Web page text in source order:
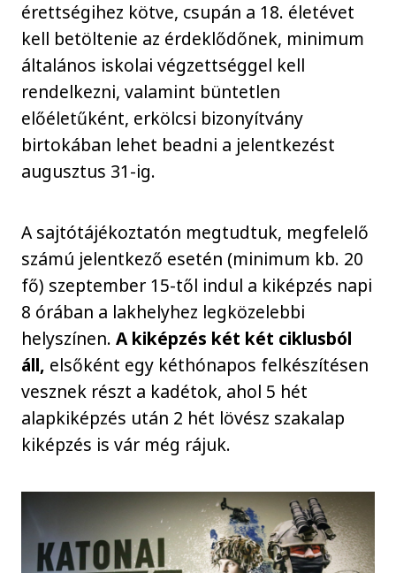
érettségihez kötve, csupán a 18. életévet
kell betöltenie az érdeklődőnek, minimum
általános iskolai végzettséggel kell
rendelkezni, valamint büntetlen
előéletűként, erkölcsi bizonyítvány
birtokában lehet beadni a jelentkezést
augusztus 31-ig.
A sajtótájékoztatón megtudtuk, megfelelő
számú jelentkező esetén (minimum kb. 20
fő) szeptember 15-től indul a kiképzés napi
8 órában a lakhelyhez legközelebbi
helyszínen.A kiképzés két két ciklusból
áll, elsőként egy kéthónapos felkészítésen
vesznek részt a kadétok, ahol 5 hét
alapkiképzés után 2 hét lövész szakalap
kiképzés is vár még rájuk.